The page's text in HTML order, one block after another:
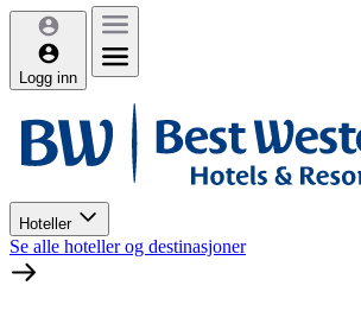
Logg inn
Hoteller
Se alle hoteller og destinasjoner